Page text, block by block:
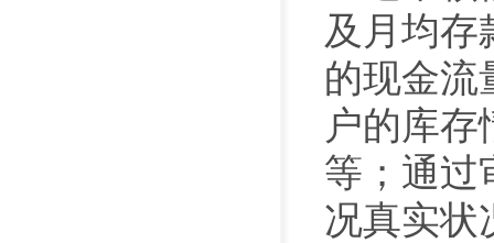
及月均存
的现金流
户的库
等；通过
况真实状